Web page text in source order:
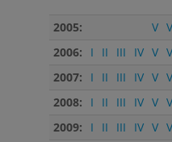
2005: V
2006:
I II III IV V
2007:
I II III IV V
2008:
I II III IV V
2009:
I II III IV V